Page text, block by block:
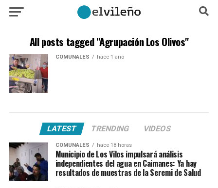
All posts tagged "Agrupación Los Olivos"
COMUNALES hace 1 año
LATEST TRENDING VIDEOS
COMUNALES hace 18 horas
Municipio de Los Vilos impulsará análisis
independientes del agua en Caimanes: Ya hay
resultados de muestras de la Seremi de Salud